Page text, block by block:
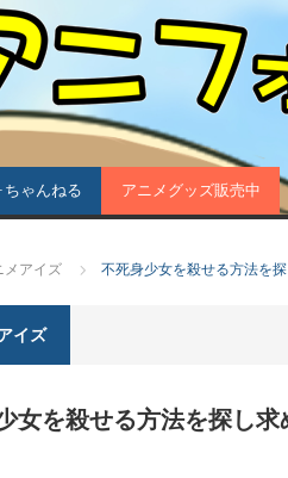
ちゃんねる アニメグッズ販売中
メアイズ 不死身少女を殺せる方法を
イズ
女を殺せる方法を探し